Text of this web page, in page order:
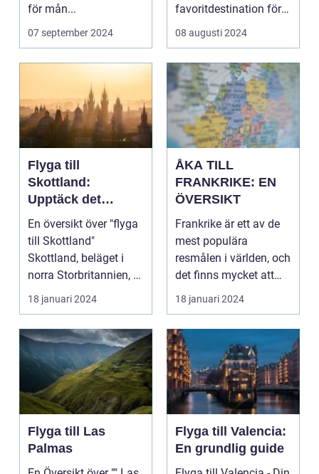
för mån...
07 september 2024
favoritdestination för
skolresor...
08 augusti 2024
Flyga till
Skottland:
Upptäck det
Mystiska Landet
En översikt över "flyga
till Skottland"
Skottland, beläget i
norra Storbritannien, är
känt för sin...
18 januari 2024
ÅKA TILL
FRANKRIKE: EN
ÖVERSIKT
Frankrike är ett av de
mest populära
resmålen i världen, och
det finns mycket att
upptäcka och utfor...
18 januari 2024
Flyga till Las
Palmas
Flyga till Valencia:
En grundlig guide